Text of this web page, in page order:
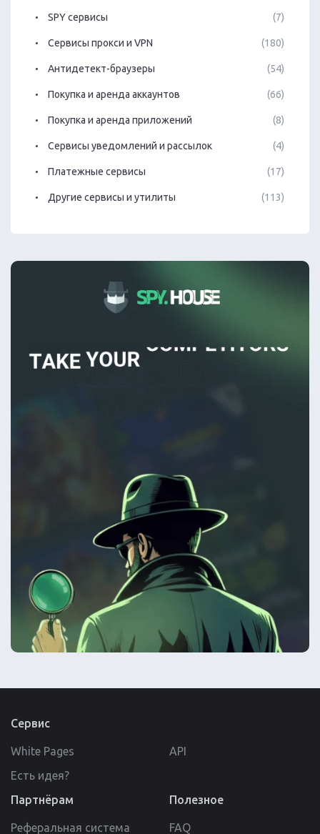
SPY сервисы (7)
Сервисы прокси и VPN (180)
Антидетект-браузеры (54)
Покупка и аренда аккаунтов (66)
Покупка и аренда приложений (8)
Сервисы уведомлений и рассылок (4)
Платежные сервисы (17)
Другие сервисы и утилиты (113)
Сервис
White Pages
API
Есть идея?
Партнёрам
Реферальная система
Полезное
FAQ